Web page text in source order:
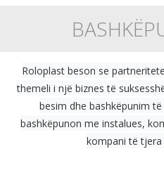
Roloplast beson se
themeli i një biznes të
besim dhe bashkëpunim
bashkëpunon me instalues,
kompani të tjera